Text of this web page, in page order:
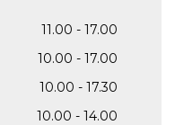
11.00 - 17.00
10.00 - 17.00
10.00 - 17.30
10.00 - 14.00